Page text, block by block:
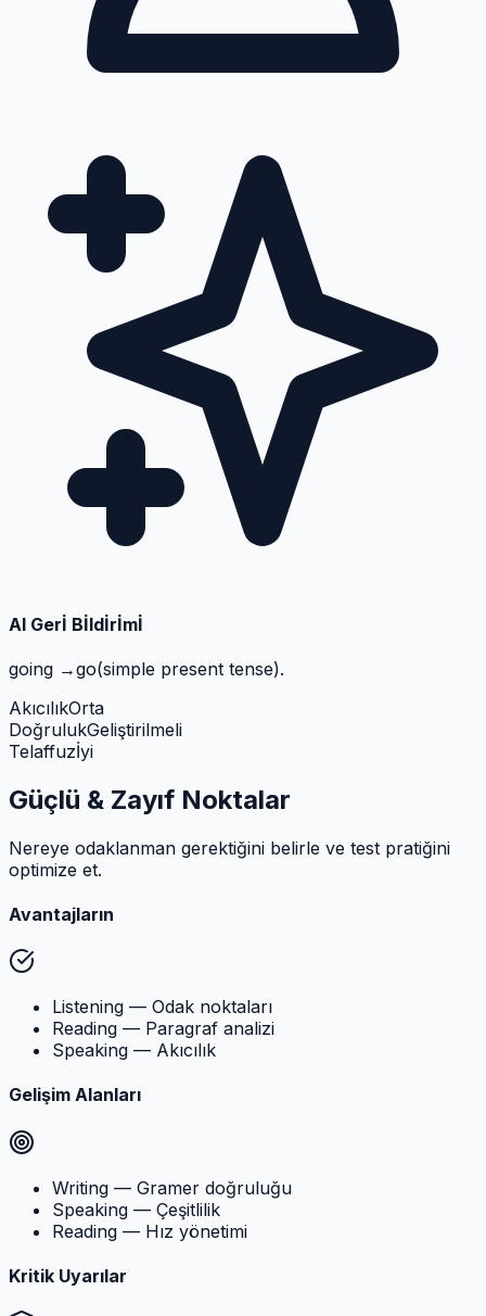
AI Gerİ Bİldİrİmİ
going →go(simple present tense).
AkıcılıkOrta
DoğrulukGeliştirilmeli
Telaffuzİyi
Güçlü & Zayıf Noktalar
Nereye odaklanman gerektiğini belirle ve test pratiğini
optimize et.
Avantajların
Listening — Odak noktaları
Reading — Paragraf analizi
Speaking — Akıcılık
Gelişim Alanları
Writing — Gramer doğruluğu
Speaking — Çeşitlilik
Reading — Hız yönetimi
Kritik Uyarılar